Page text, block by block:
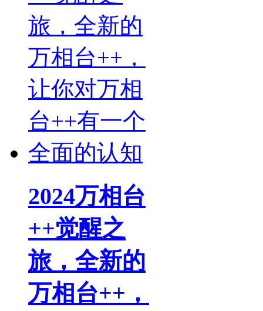
2024万相台
++觉醒之
旅，全新的
万相台++，